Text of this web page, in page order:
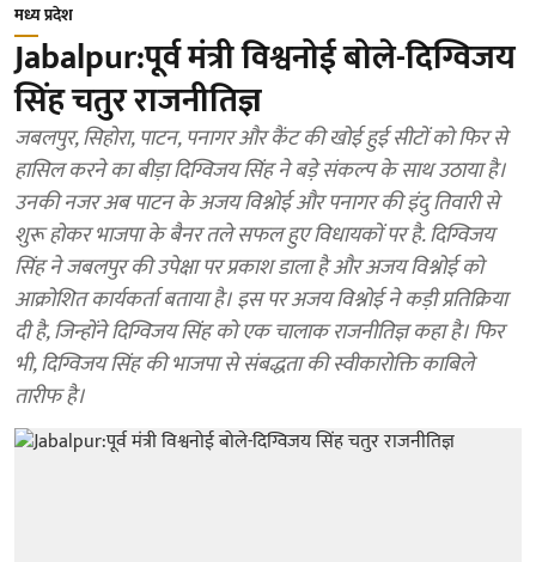
मध्य प्रदेश
Jabalpur:पूर्व मंत्री विश्वनोई बोले-दिग्विजय
सिंह चतुर राजनीतिज्ञ
जबलपुर, सिहोरा, पाटन, पनागर और कैंट की खोई हुई सीटों को फिर से
हासिल करने का बीड़ा दिग्विजय सिंह ने बड़े संकल्प के साथ उठाया है।
उनकी नजर अब पाटन के अजय विश्नोई और पनागर की इंदु तिवारी से
शुरू होकर भाजपा के बैनर तले सफल हुए विधायकों पर है. दिग्विजय
सिंह ने जबलपुर की उपेक्षा पर प्रकाश डाला है और अजय विश्नोई को
आक्रोशित कार्यकर्ता बताया है। इस पर अजय विश्नोई ने कड़ी प्रतिक्रिया
दी है, जिन्होंने दिग्विजय सिंह को एक चालाक राजनीतिज्ञ कहा है। फिर
भी, दिग्विजय सिंह की भाजपा से संबद्धता की स्वीकारोक्ति काबिले
तारीफ है।